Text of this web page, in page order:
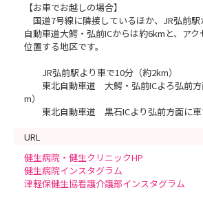
【応募方法】
・津軽保健生活協同組合ホームページ内
年4月採用看護職員募集サイトより、希望す
内に必要な書類をweb履歴書からすべてご提
・履歴書はwebからの提出（web履歴書
※web履歴書は、(株)マイナビが運営
護学生】において提供されるサービスとな
※既卒応募者も、応募にあたり【マイ
の登録が必要となりますのでご了承くださ
・応募期間前からの入力・アップロード
ご了承ください。
・履歴書を入力する際は、web履歴書内
読んでください。
・履歴書以外の書類は、すべてPDFデー
【お車でお越しの場合】
国道7号線に隣接しているほか、JR弘前
自動車道大鰐・弘前ICからは約6kmと、ア
位置する地区です。
JR弘前駅より車で10分（約2km）
東北自動車道 大鰐・弘前ICよろ弘前方
m）
東北自動車道 黒石ICより弘前方面に車
URL
健生病院・健生クリニックHP
健生病院インスタグラム
津軽保健生協看護介護部インスタグラム